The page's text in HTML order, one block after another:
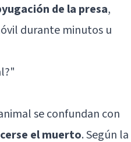
de la presa,
durante minutos u
se confundan con
el muerto. Según la